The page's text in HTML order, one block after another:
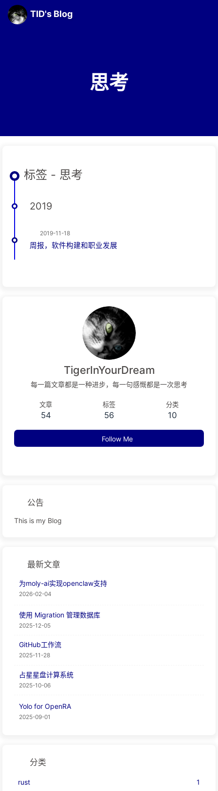
TID's Blog
思考
标签 - 思考
2019
2019-11-18
周报，软件构建和职业发展
TigerInYourDream
每一篇文章都是一种进步，每一句感慨都是一次思考
文章
54
标签
56
分类
10
Follow Me
公告
This is my Blog
最新文章
为moly-ai实现openclaw支持
2026-02-04
使用 Migration 管理数据库
2025-12-05
GitHub工作流
2025-11-28
占星星盘计算系统
2025-10-06
Yolo for OpenRA
2025-09-01
分类
rust
1